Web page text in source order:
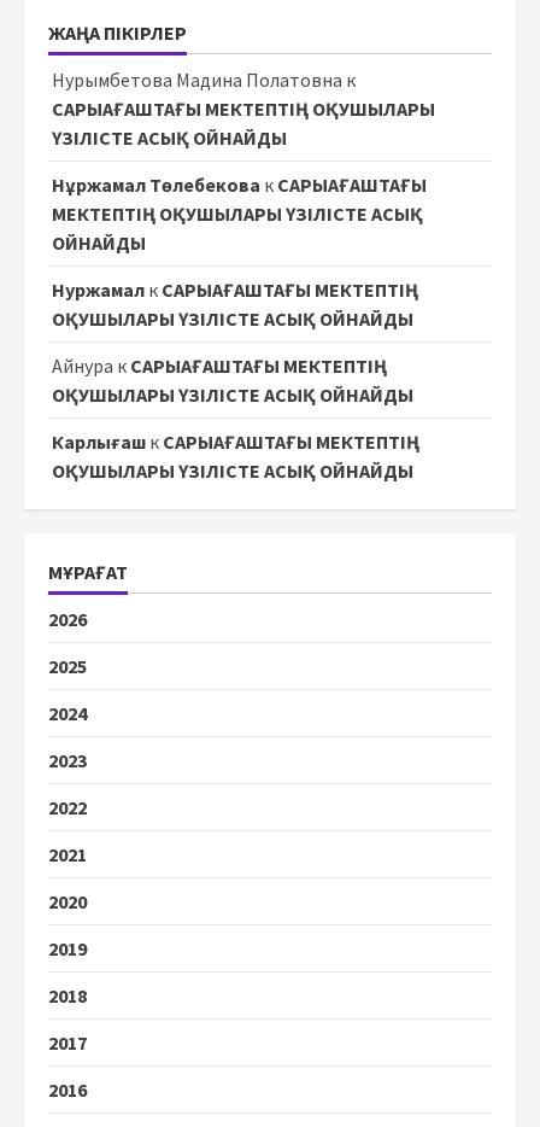
ЖАҢА ПІКІРЛЕР
Нурымбетова Мадина Полатовна к
САРЫАҒАШТАҒЫ МЕКТЕПТІҢ ОҚУШЫЛАРЫ
ҮЗІЛІСТЕ АСЫҚ ОЙНАЙДЫ
Нұржамал Төлебекова к САРЫАҒАШТАҒЫ
МЕКТЕПТІҢ ОҚУШЫЛАРЫ ҮЗІЛІСТЕ АСЫҚ
ОЙНАЙДЫ
Нуржамал к САРЫАҒАШТАҒЫ МЕКТЕПТІҢ
ОҚУШЫЛАРЫ ҮЗІЛІСТЕ АСЫҚ ОЙНАЙДЫ
Айнура к САРЫАҒАШТАҒЫ МЕКТЕПТІҢ
ОҚУШЫЛАРЫ ҮЗІЛІСТЕ АСЫҚ ОЙНАЙДЫ
Карлығаш к САРЫАҒАШТАҒЫ МЕКТЕПТІҢ
ОҚУШЫЛАРЫ ҮЗІЛІСТЕ АСЫҚ ОЙНАЙДЫ
МҰРАҒАТ
2026
2025
2024
2023
2022
2021
2020
2019
2018
2017
2016